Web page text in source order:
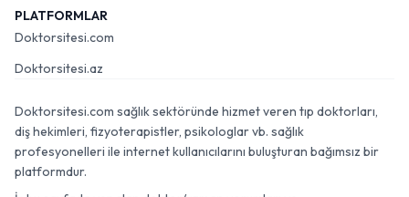
PLATFORMLAR
Doktorsitesi.com
Doktorsitesi.az
Doktorsitesi.com sağlık sektöründe hizmet veren tıp doktorları,
diş hekimleri, fizyoterapistler, psikologlar vb. sağlık
profesyonelleri ile internet kullanıcılarını buluşturan bağımsız bir
platformdur.